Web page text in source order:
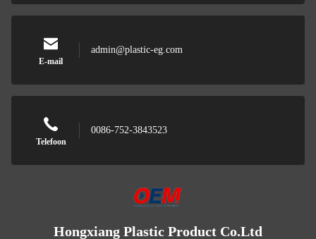
E-mail
admin@plastic-eg.com
Telefoon
0086-752-3843523
Hongxiang Plastic Product Co.Ltd